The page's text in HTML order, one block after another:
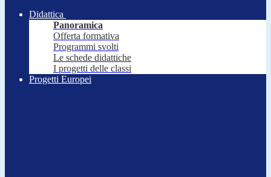
Didattica
Panoramica
Offerta formativa
Programmi svolti
Le schede didattiche
I progetti delle classi
Progetti Europei